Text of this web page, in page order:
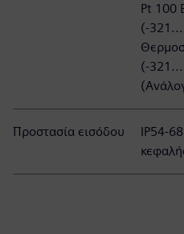
Pt 100
(-321...
(-321...
Προστασία εισόδου
IP54-